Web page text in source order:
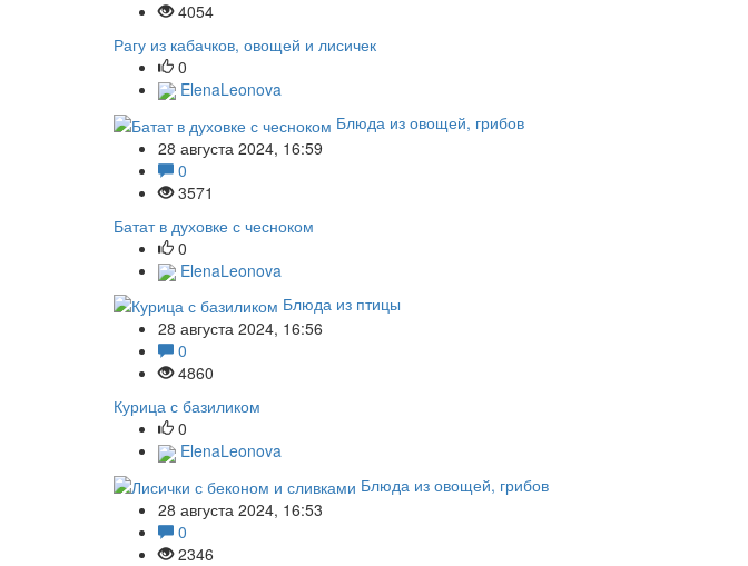
4054
Рагу из кабачков, овощей и лисичек
0
ElenaLeonova
Блюда из овощей, грибов
28 августа 2024, 16:59
0
3571
Батат в духовке с чесноком
0
ElenaLeonova
Блюда из птицы
28 августа 2024, 16:56
0
4860
Курица с базиликом
0
ElenaLeonova
Блюда из овощей, грибов
28 августа 2024, 16:53
0
2346